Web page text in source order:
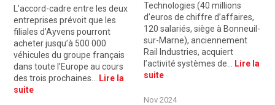
L’accord-cadre entre les deux
entreprises prévoit que les
filiales d’Ayvens pourront
acheter jusqu’à 500 000
véhicules du groupe français
dans toute l’Europe au cours
des trois prochaines…
Lire la
suite
Technologies (40 millions
d’euros de chiffre d’affaires,
120 salariés, siège à Bonneuil-
sur-Marne), anciennement
Rail Industries, acquiert
l’activité systèmes de…
Lire la
suite
Nov 2024